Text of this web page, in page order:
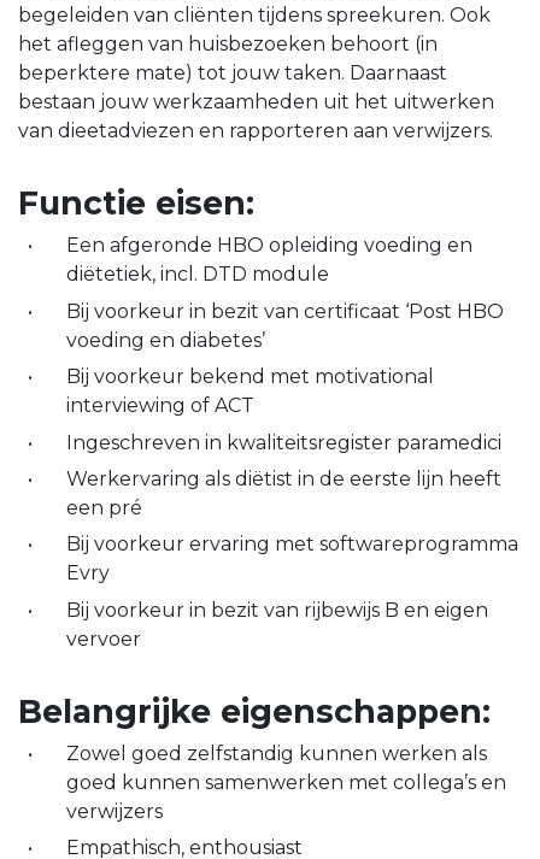
begeleiden van cliënten tijdens spreekuren. Ook
het afleggen van huisbezoeken behoort (in
beperktere mate) tot jouw taken. Daarnaast
bestaan jouw werkzaamheden uit het uitwerken
van dieetadviezen en rapporteren aan verwijzers.
Functie eisen:
Een afgeronde HBO opleiding voeding en
diëtetiek, incl. DTD module
Bij voorkeur in bezit van certificaat ‘Post HBO
voeding en diabetes’
Bij voorkeur bekend met motivational
interviewing of ACT
Ingeschreven in kwaliteitsregister paramedici
Werkervaring als diëtist in de eerste lijn heeft
een pré
Bij voorkeur ervaring met softwareprogramma
Evry
Bij voorkeur in bezit van rijbewijs B en eigen
vervoer
Belangrijke eigenschappen:
Zowel goed zelfstandig kunnen werken als
goed kunnen samenwerken met collega’s en
verwijzers
Empathisch, enthousiast